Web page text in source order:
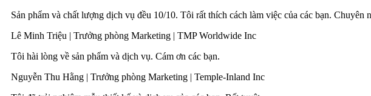
Sản phẩm và chất lượng dịch vụ đều 10/10. Tôi rất thích cách làm việc của các bạn. Chuyên
Lê Minh Triệu | Trưởng phòng Marketing | TMP Worldwide Inc
Tôi hài lòng về sản phẩm và dịch vụ. Cám ơn các bạn.
Nguyễn Thu Hằng | Trưởng phòng Marketing | Temple-Inland Inc